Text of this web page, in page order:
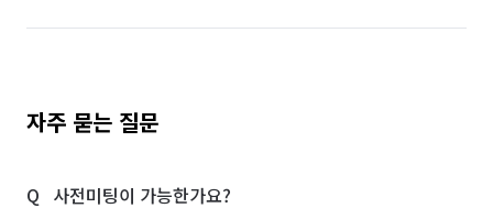
자주 묻는 질문
사전미팅이 가능한가요?